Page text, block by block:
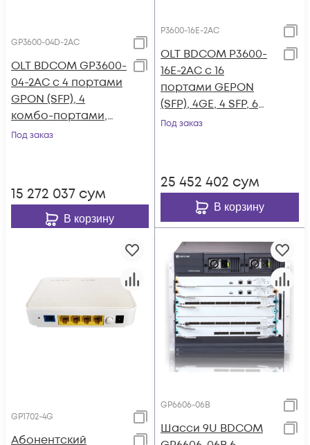
GP3600-04D-2AC
OLT BDCOM GP3600-
04-2AC с 4 портами
GPON (SFP), 4
комбо-портами,
4хSFP, 4 SFP+, 2 БП
Под заказ
15 272 037 сум
В корзину
P3600-16E-2AC
OLT BDCOM P3600-
16E-2AC с 16
портами GEPON
(SFP), 4GE, 4 SFP, 6
SFP+, 2*AC
Под заказ
25 452 402 сум
В корзину
GP1702-4G
Абонентский
GP6606-06B
Шасси 9U BDCOM